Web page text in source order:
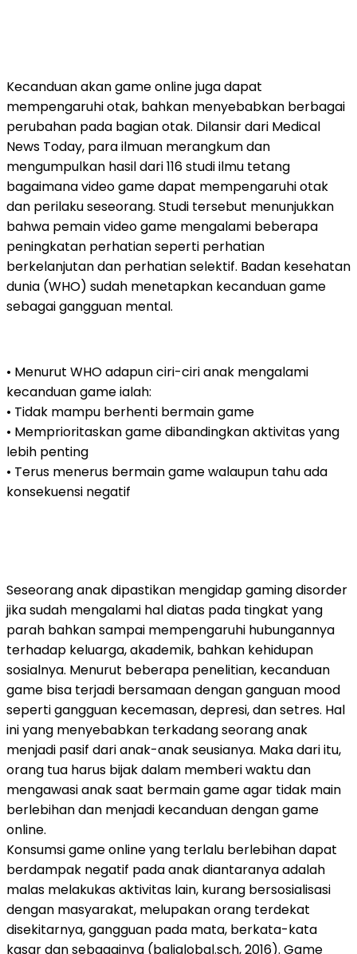
Kecanduan akan game online juga dapat
mempengaruhi otak, bahkan menyebabkan berbagai
perubahan pada bagian otak. Dilansir dari Medical
News Today, para ilmuan merangkum dan
mengumpulkan hasil dari 116 studi ilmu tetang
bagaimana video game dapat mempengaruhi otak
dan perilaku seseorang. Studi tersebut menunjukkan
bahwa pemain video game mengalami beberapa
peningkatan perhatian seperti perhatian
berkelanjutan dan perhatian selektif. Badan kesehatan
dunia (WHO) sudah menetapkan kecanduan game
sebagai gangguan mental.
• Menurut WHO adapun ciri-ciri anak mengalami
kecanduan game ialah:
• Tidak mampu berhenti bermain game
• Memprioritaskan game dibandingkan aktivitas yang
lebih penting
• Terus menerus bermain game walaupun tahu ada
konsekuensi negatif
Seseorang anak dipastikan mengidap gaming disorder
jika sudah mengalami hal diatas pada tingkat yang
parah bahkan sampai mempengaruhi hubungannya
terhadap keluarga, akademik, bahkan kehidupan
sosialnya. Menurut beberapa penelitian, kecanduan
game bisa terjadi bersamaan dengan ganguan mood
seperti gangguan kecemasan, depresi, dan setres. Hal
ini yang menyebabkan terkadang seorang anak
menjadi pasif dari anak-anak seusianya. Maka dari itu,
orang tua harus bijak dalam memberi waktu dan
mengawasi anak saat bermain game agar tidak main
berlebihan dan menjadi kecanduan dengan game
online.
Konsumsi game online yang terlalu berlebihan dapat
berdampak negatif pada anak diantaranya adalah
malas melakukas aktivitas lain, kurang bersosialisasi
dengan masyarakat, melupakan orang terdekat
disekitarnya, gangguan pada mata, berkata-kata
kasar dan sebagainya (baliglobal.sch, 2016). Game